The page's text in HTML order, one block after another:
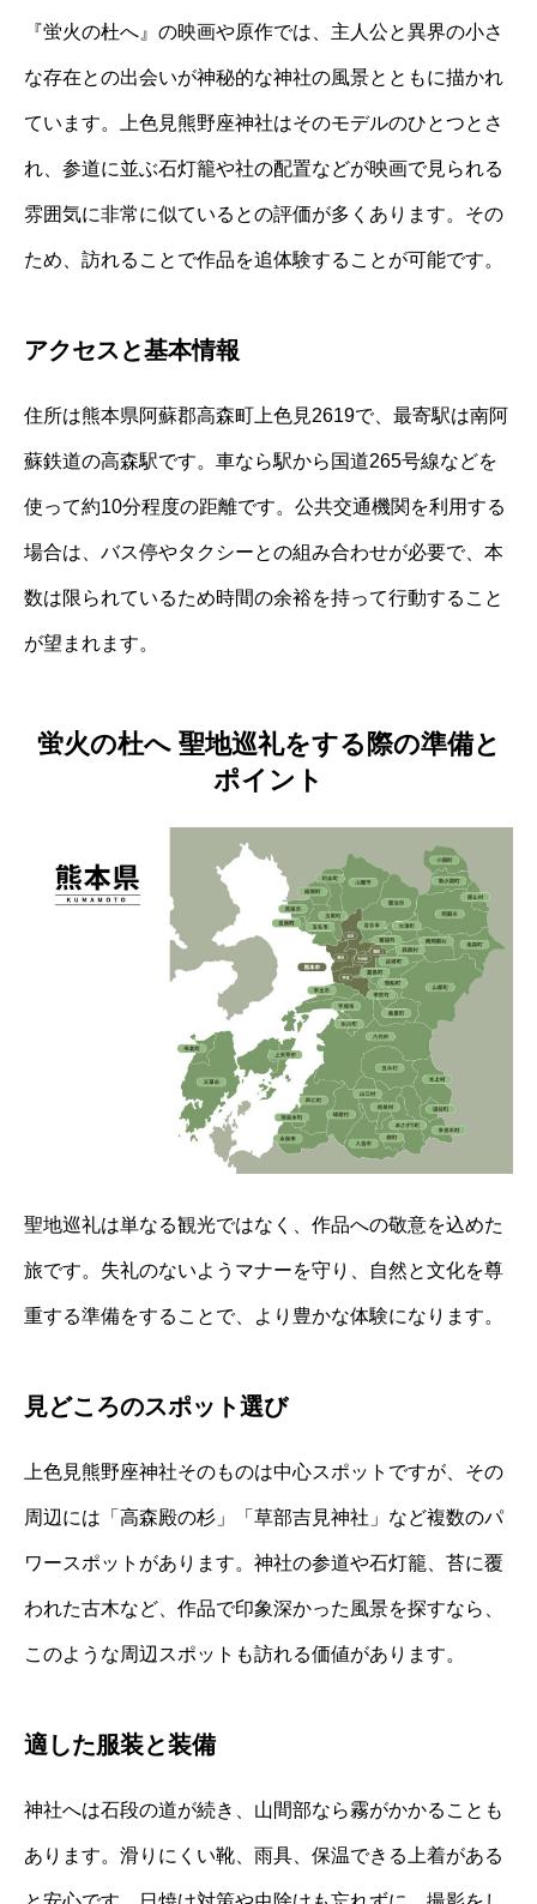
『蛍火の杜へ』の映画や原作では、主人公と異界の小さ
な存在との出会いが神秘的な神社の風景とともに描かれ
ています。上色見熊野座神社はそのモデルのひとつとさ
れ、参道に並ぶ石灯籠や社の配置などが映画で見られる
雰囲気に非常に似ているとの評価が多くあります。その
ため、訪れることで作品を追体験することが可能です。
アクセスと基本情報
住所は熊本県阿蘇郡高森町上色見2619で、最寄駅は南阿
蘇鉄道の高森駅です。車なら駅から国道265号線などを
使って約10分程度の距離です。公共交通機関を利用する
場合は、バス停やタクシーとの組み合わせが必要で、本
数は限られているため時間の余裕を持って行動すること
が望まれます。
蛍火の杜へ 聖地巡礼をする際の準備と
ポイント
聖地巡礼は単なる観光ではなく、作品への敬意を込めた
旅です。失礼のないようマナーを守り、自然と文化を尊
重する準備をすることで、より豊かな体験になります。
見どころのスポット選び
上色見熊野座神社そのものは中心スポットですが、その
周辺には「高森殿の杉」「草部吉見神社」など複数のパ
ワースポットがあります。神社の参道や石灯籠、苔に覆
われた古木など、作品で印象深かった風景を探すなら、
このような周辺スポットも訪れる価値があります。
適した服装と装備
神社へは石段の道が続き、山間部なら霧がかかることも
あります。滑りにくい靴、雨具、保温できる上着がある